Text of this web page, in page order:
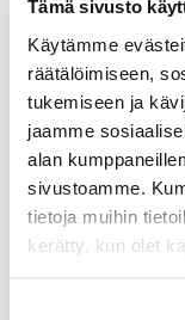
Tämä sivusto
Käytämme
räätälöimiseen,
tukemiseen ja
jaamme
alan
sivustoamme.
tietoja muihin
kerätty, kun olet